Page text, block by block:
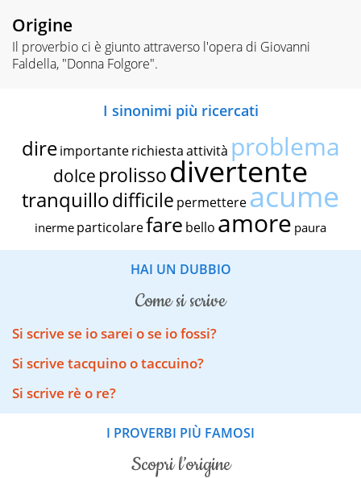
Origine
Il proverbio ci è giunto attraverso l'opera di Giovanni
Faldella, "Donna Folgore".
I sinonimi più ricercati
dire importante richiestaattività problema
dolce prolissodivertente
tranquillodifficile permettereacume
inerme particolarefare bello amore paura
HAI UN DUBBIO
come si scrive
Si scrive se io sarei o se io fossi?
Si scrive tacquino o taccuino?
Si scrive rè o re?
I PROVERBI PIÙ FAMOSI
scopri l’origine